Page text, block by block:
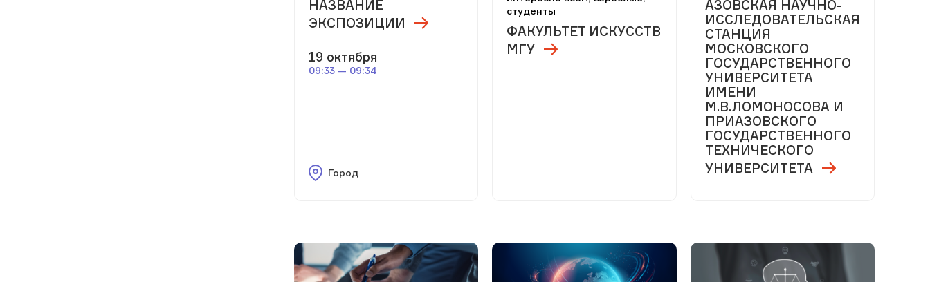
НАЗВАНИЕ
ЭКСПОЗИЦИИ
19 октября
09:33 — 09:34
Город
студенты
ФАКУЛЬТЕТ ИСКУССТВ
МГУ
АЗОВСКАЯ НАУЧНО-
ИССЛЕДОВАТЕЛЬСКАЯ
СТАНЦИЯ
МОСКОВСКОГО
ГОСУДАРСТВЕННОГО
УНИВЕРСИТЕТА
ИМЕНИ
М.В.ЛОМОНОСОВА И
ПРИАЗОВСКОГО
ГОСУДАРСТВЕННОГО
ТЕХНИЧЕСКОГО
УНИВЕРСИТЕТА